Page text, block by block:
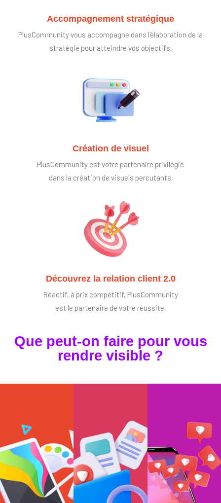
Accompagnement stratégique
PlusCommunity vous accompagne dans l'élaboration de la
stratégie pour atteindre vos objectifs.
Création de visuel
PlusCommunity est votre partenaire privilégié
dans la création de visuels percutants.
Découvrez la relation client 2.0
Réactif, à prix compétitif, PlusCommunity
est le partenaire de votre réussite.
Que peut-on faire pour vous
rendre visible ?